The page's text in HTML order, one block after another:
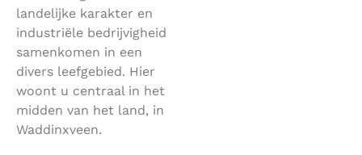
landelijke karakter en
industriële bedrijvigheid
samenkomen in een
divers leefgebied. Hier
woont u centraal in het
midden van het land, in
Waddinxveen.